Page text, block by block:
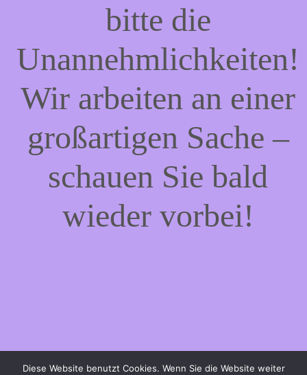
bitte die
Unannehmlichkeiten!
Wir arbeiten an einer
großartigen Sache –
schauen Sie bald
wieder vorbei!
Diese Website benutzt Cookies. Wenn Sie die Website weiter